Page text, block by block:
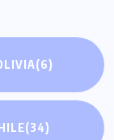
(6)
(34)